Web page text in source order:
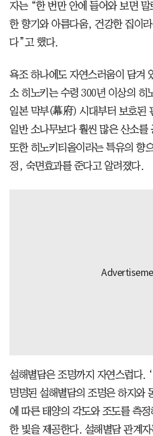
자는 “한 번만 안에 들어와 보면
한 향기와 아름다움, 건강한 집이
다”고 했다.
욕조 하나에도 자연스러움이 담겨
소 히노키는 수령 300년 이상의 히
일본 막부(幕府) 시대부터 보호된
일반 소나무보다 훨씬 많은 산소를
또한 히노키티올이라는 특유의 향
정, 숙면효과를 준다고 알려졌다.
설해별담은 조명까지 자연스럽다.
명명된 설해별담의 조명은 하지와
에 따른 태양의 각도와 조도를 측
한 빛을 제공한다. 설해별담 관계